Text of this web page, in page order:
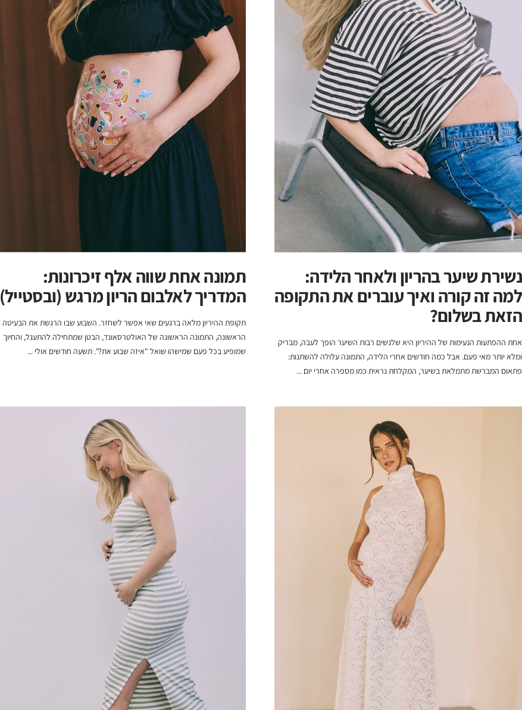
נשירת שיער בהריון ולאחר הלידה:
למה זה קורה ואיך עוברים את התקופה
הזאת בשלום?
אחת ההפתעות הנעימות של ההיריון היא שלנשים רבות השיער הופך לעבה, מבריק
ומלא יותר מאי פעם. אבל כמה חודשים אחרי הלידה, התמונה עלולה להשתנות:
פתאום המברשת מתמלאת בשיער, המקלחת נראית כמו מספרה אחרי יום ...
תמונה אחת שווה אלף זיכרונות:
המדריך לאלבום הריון מרגש (ובסטייל)
תקופת ההיריון מלאה ברגעים שאי אפשר לשחזר. השבוע שבו הרגשת את הבעיטה
הראשונה, התמונה הראשונה של האולטרסאונד, הבטן שמתחילה להתעגל, והחיוך
שמופיע בכל פעם שמישהו שואל "איזה שבוע את?". תשעה חודשים אולי ...